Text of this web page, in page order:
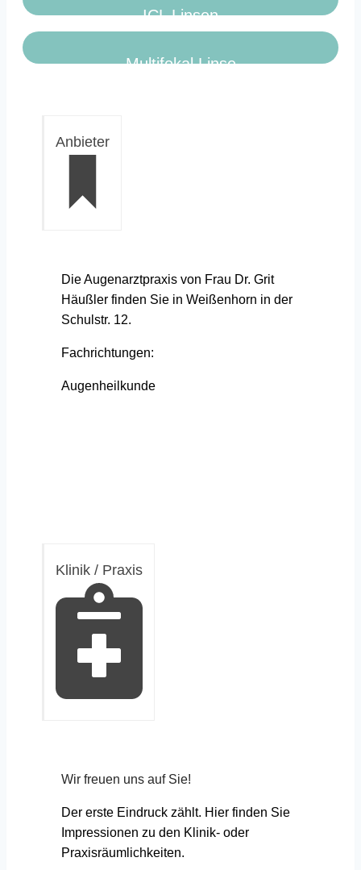
ICL Linsen
Multifokal Linse
Anbieter
Die Augenarztpraxis von Frau Dr. Grit
Häußler finden Sie in Weißenhorn in der
Schulstr. 12.
Fachrichtungen:
Augenheilkunde
Klinik / Praxis
Wir freuen uns auf Sie!
Der erste Eindruck zählt. Hier finden Sie
Impressionen zu den Klinik- oder
Praxisräumlichkeiten.